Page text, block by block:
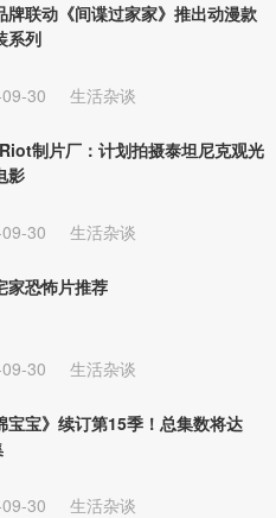
牌联动《间谍过家家》推出动漫款
系列
30 生活杂谈
制片厂：计划拍摄泰坦尼克观光
影
30 生活杂谈
家恐怖片推荐
30 生活杂谈
宝宝》续订第15季！总集数将达
30 生活杂谈